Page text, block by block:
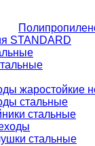
STANDARD
жаростойкие
стальные
стальные
стальные